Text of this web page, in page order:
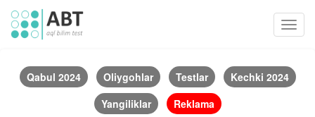
Qabul 2024 Oliygohlar Testlar
Kechki 2024
Yangiliklar
Reklama